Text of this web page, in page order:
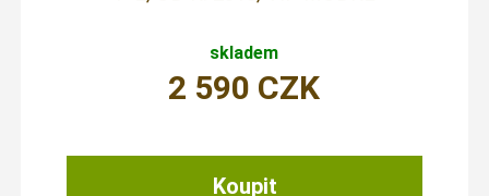
skladem
2 590 CZK